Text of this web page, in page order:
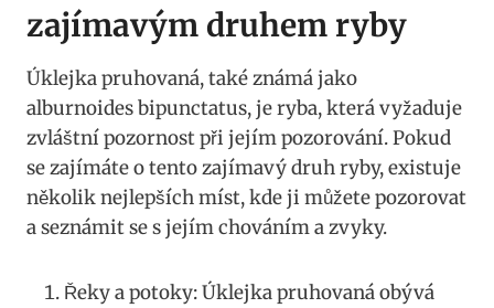
zajímavým ​druhem ryby
Úklejka pruhovaná,⁢ také známá jako
alburnoides bipunctatus, je ryba, která vyžaduje
zvláštní pozornost při ⁣jejím pozorování. Pokud
se zajímáte o tento zajímavý druh ‍ryby, existuje ​
několik nejlepších míst, kde ji můžete pozorovat
a seznámit se ‍s jejím chováním a⁣ zvyky.
Řeky a potoky: Úklejka pruhovaná ‍obývá